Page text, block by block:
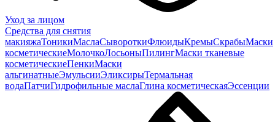
Уход за лицом
Средства для снятия
макияжаТоникиМаслаСывороткиФлюидыКремыСкрабыМаски
косметическиеМолочкоЛосьоныПилингМаски тканевые
косметическиеПенкиМаски
альгинатныеЭмульсииЭликсирыТермальная
водаПатчиГидрофильные маслаГлина косметическаяЭссенции